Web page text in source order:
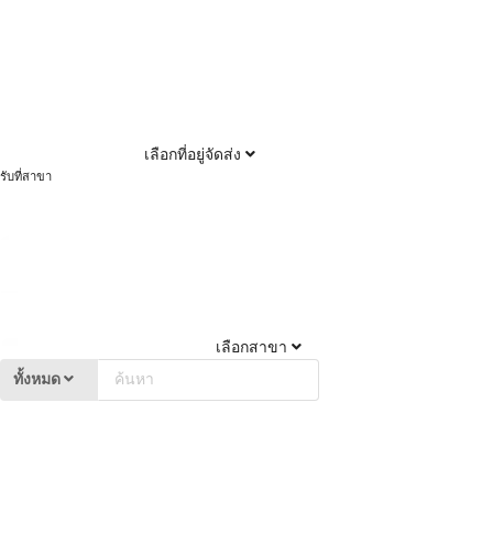
เลือกที่อยู่จัดส่ง
รับที่สาขา
เลือกสาขา
ทั้งหมด